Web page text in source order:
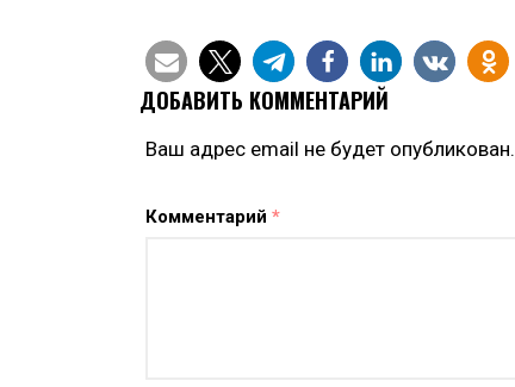
ДОБАВИТЬ КОММЕНТАРИЙ
Ваш адрес email не будет опубликован.
Комментарий *